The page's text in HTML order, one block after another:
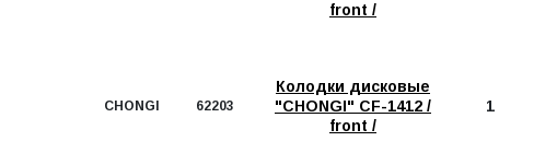
front /
CHONGI 62203
Колодки дисковые
"CHONGI" CF-1412 /
front /
1